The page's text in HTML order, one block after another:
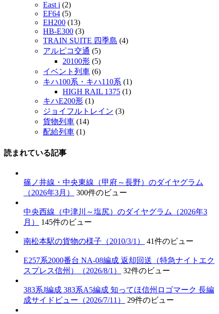
East i (2)
EF64 (5)
EH200 (13)
HB-E300 (3)
TRAIN SUITE 四季島 (4)
アルピコ交通 (5)
20100形 (5)
イベント列車 (6)
キハ100系・キハ110系 (1)
HIGH RAIL 1375 (1)
キハE200形 (1)
ジョイフルトレイン (3)
貨物列車 (14)
配給列車 (1)
読まれている記事
篠ノ井線・中央東線（甲府～長野）のダイヤグラム
（2026年3月）
300件のビュー
中央西線（中津川～塩尻）のダイヤグラム（2026年3
月）
145件のビュー
南松本駅の貨物の様子（2010/3/1） 41件のビュー
E257系2000番台 NA-08編成 返却回送（特急ナイトエク
スプレス信州）（2026/8/1）
32件のビュー
383系J編成 383系A5編成 知ってほ信州ロゴマーク 長編
成サイドビュー（2026/7/11）
29件のビュー